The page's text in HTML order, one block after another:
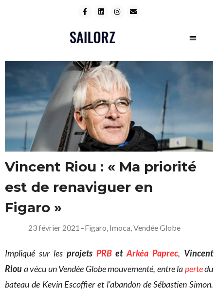
Vincent Riou : « Ma priorité
est de renaviguer en
Figaro »
23 février 2021 –Figaro Imoca Vendée Globe
Impliqué sur les projets PRBetArkéa Paprec, Vincent
Rioua vécu un Vendée Globe mouvementé, entre lapertedu
bateau de Kevin Escoffier et l’abandon de Sébastien Simon.